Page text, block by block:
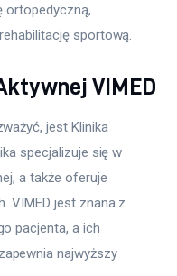
ortopedyczną,
sportową.
VIMED
jest Klinika
specjalizuje się w
a także oferuje
VIMED jest znana z
pacjenta, a ich
najwyższy